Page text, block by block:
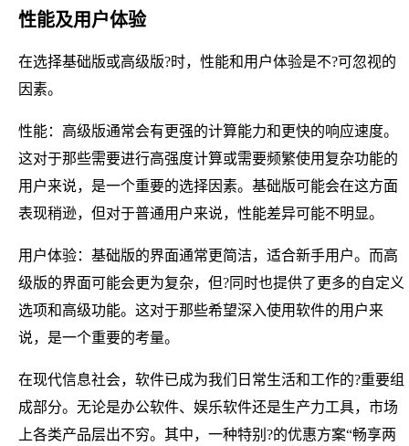
性能及用户体验
在选择基础版或高级版?时，性能和用户体验是不?可忽视的
因素。
性能：高级版通常会有更强的计算能力和更快的响应速度。
这对于那些需要进行高强度计算或需要频繁使用复杂功能的
用户来说，是一个重要的选择因素。基础版可能会在这方面
表现稍逊，但对于普通用户来说，性能差异可能不明显。
用户体验：基础版的界面通常更简洁，适合新手用户。而高
级版的界面可能会更为复杂，但?同时也提供了更多的自定义
选项和高级功能。这对于那些希望深入使用软件的用户来
说，是一个重要的考量。
在现代信息社会，软件已成为我们日常生活和工作的?重要组
成部分。无论是办公软件、娱乐软件还是生产力工具，市场
上各类产品层出不穷。其中，一种特别?的优惠方案“畅享两